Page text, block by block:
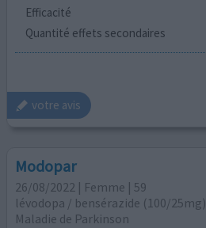
Efficacité
Quantité effets secondaires
votre avis
Modopar
26/08/2022 | Femme | 59
lévodopa / bensérazide (100/25mg)
Maladie de Parkinson